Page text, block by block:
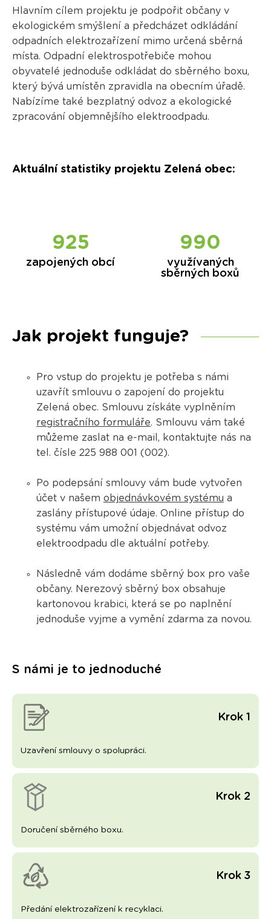
Hlavním cílem projektu je podpořit občany v
ekologickém smýšlení a předcházet odkládání
odpadních elektrozařízení mimo určená sběrná
místa. Odpadní elektrospotřebiče mohou
obyvatelé jednoduše odkládat do sběrného boxu,
který bývá umístěn zpravidla na obecním úřadě.
Nabízíme také bezplatný odvoz a ekologické
zpracování objemnějšího elektroodpadu.
Aktuální statistiky projektu Zelená obec:
925
zapojených obcí
990
využívaných
sběrných boxů
Jak projekt funguje?
Pro vstup do projektu je potřeba s námi
uzavřít smlouvu o zapojení do projektu
Zelená obec. Smlouvu získáte vyplněním
registračního formuláře. Smlouvu vám také
můžeme zaslat na e-mail, kontaktujte nás na
tel. čísle 225 988 001 (002).
Po podepsání smlouvy vám bude vytvořen
účet v našem objednávkovém systému a
zaslány přístupové údaje. Online přístup do
systému vám umožní objednávat odvoz
elektroodpadu dle aktuální potřeby.
Následně vám dodáme sběrný box pro vaše
občany. Nerezový sběrný box obsahuje
kartonovou krabici, která se po naplnění
jednoduše vyjme a vymění zdarma za novou.
S námi je to jednoduché
Krok 1
Uzavření smlouvy o spolupráci.
Krok 2
Doručení sběrného boxu.
Krok 3
Předání elektrozařízení k recyklaci.